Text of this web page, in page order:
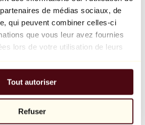
de médias sociaux, de
qui peuvent combiner celles-ci
que vous leur avez fournies
lors de votre utilisation de leurs
Tout autoriser
Refuser
sculpteurs
les photographes